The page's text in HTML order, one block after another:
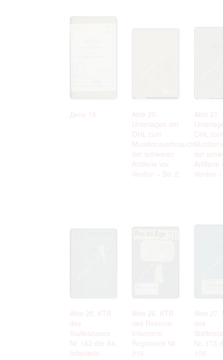
Дело 19
Akte 20.
Unterlagen der
OHL zum
Munitionsverbrauch
der schweren
Artillerie vor
Verdun – Bd. 2
Akte 21.
OHL
der
Artillerie
Verdun
Akte 25. KTB
des
Staffelstabes
Nr. 162 der 84.
Infanterie-
Akte 26. KTB
des Reserve-
Infanterie-
Regiments Nr.
216
Akte 27.
des
Nr. 173
108.